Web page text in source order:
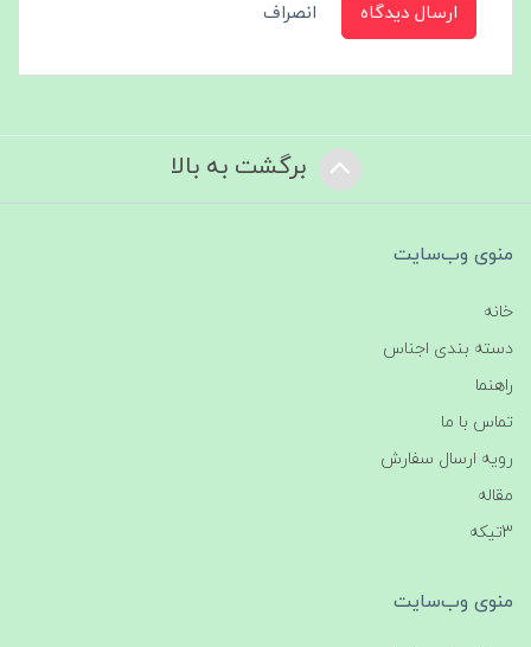
ارسال دیدگاه انصراف
برگشت به بالا
منوی وب‌سایت
خانه
دسته بندی اجناس
راهنما
تماس با ما
رویه ارسال سفارش
مقاله
3تیکه
منوی وب‌سایت